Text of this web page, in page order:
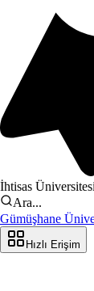
İhtisas Üniversitesi
Ara...
Gümüşhane
Hızlı Erişim